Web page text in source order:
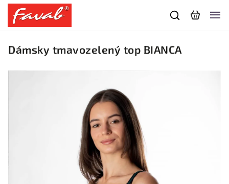
Dámsky tmavozelený top BIANCA